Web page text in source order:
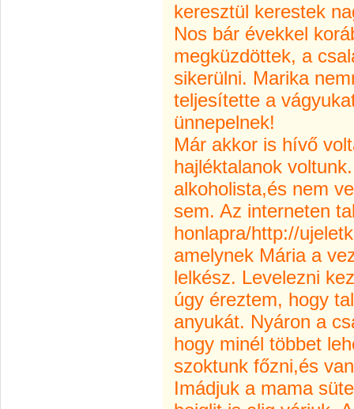
keresztül kerestek
Nos bár évekkel
megküzdöttek, a
sikerülni. Marika
teljesítette a
ünnepelnek!
Már akkor is hívő
hajléktalanok
alkoholista,és nem
sem. Az interneten
honlapra/http://
amelynek Mária a
lelkész. Levelezni
úgy éreztem, hogy
anyukát. Nyáron a
hogy minél többet
szoktunk főzni,és
Imádjuk a mama